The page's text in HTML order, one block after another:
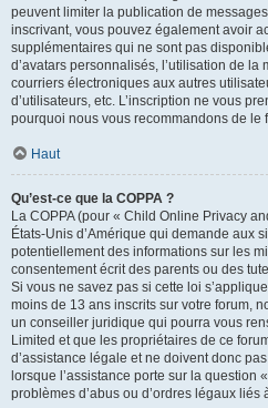
peuvent limiter la publication de
inscrivant, vous pouvez également avoir
supplémentaires qui ne sont pas
d’avatars personnalisés, l’utilisation de la
courriers électroniques aux autres
d’utilisateurs, etc. L’inscription ne vous
pourquoi nous vous recommandons de le
Haut
Qu’est-ce que la COPPA ?
La COPPA (pour « Child Online Privacy
États-Unis d’Amérique qui demande aux
potentiellement des informations sur les
consentement écrit des parents ou des
Si vous ne savez pas si cette loi
moins de 13 ans inscrits sur votre forum,
un conseiller juridique qui pourra vous
Limited et que les propriétaires de ce
d’assistance légale et ne doivent donc
lorsque l’assistance porte sur la question
problèmes d’abus ou d’ordres légaux liés